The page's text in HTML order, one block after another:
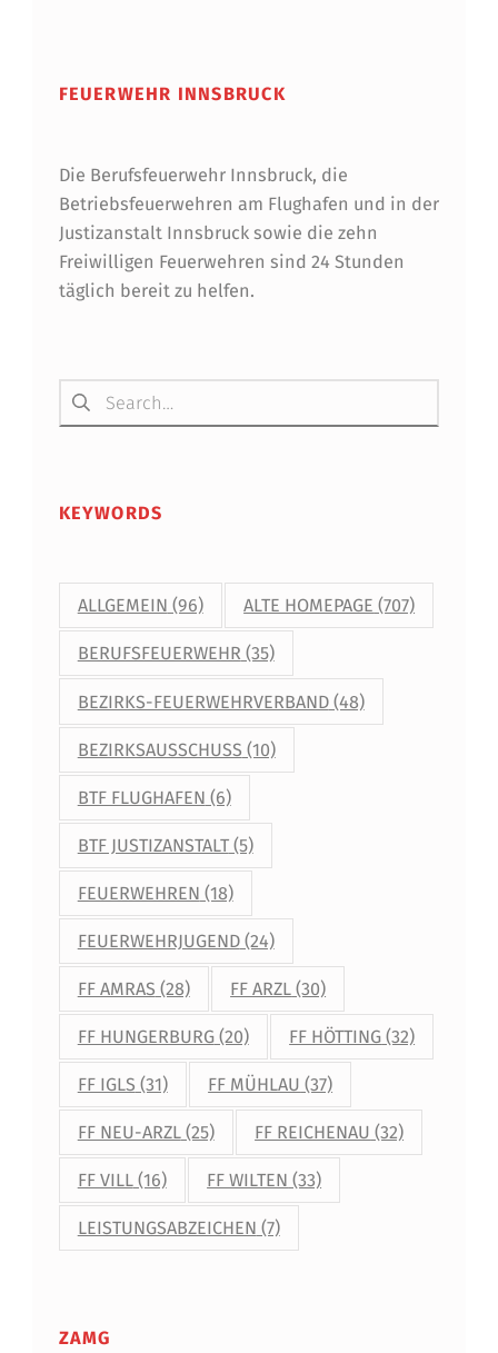
FEUERWEHR INNSBRUCK
Die Berufsfeuerwehr Innsbruck, die
Betriebsfeuerwehren am Flughafen und in der
Justizanstalt Innsbruck sowie die zehn
Freiwilligen Feuerwehren sind 24 Stunden
täglich bereit zu helfen.
Suchen nach:
KEYWORDS
ALLGEMEIN (96) ALTE HOMEPAGE (707)
BERUFSFEUERWEHR (35)
BEZIRKS-FEUERWEHRVERBAND(48)
BEZIRKSAUSSCHUSS (10)
BTF FLUGHAFEN (6)
BTF JUSTIZANSTALT(5)
FEUERWEHREN (18)
FEUERWEHRJUGEND(24)
FF AMRAS (28) FF ARZL (30)
FF HUNGERBURG(20) FF HÖTTING (32)
FF IGLS (31) FF MÜHLAU (37)
FF NEU-ARZL(25) FF REICHENAU (32)
FF VILL(16) FF WILTEN (33)
LEISTUNGSABZEICHEN (7)
ZAMG